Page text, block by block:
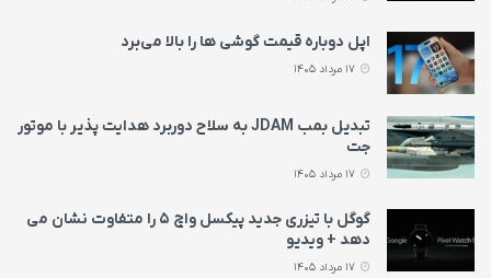
اپل دوباره قیمت‌ گوشی ها را بالا می‌برد
تبدیل بمب JDAM به سلاح دوربرد هدایت پذیر با موتور
جت
گوگل با تیزری جدید پیکسل واچ ۵ را متفاوت نشان می‌
دهد + ویدیو